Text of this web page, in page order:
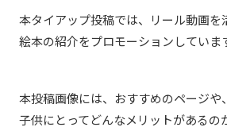
本タイアップ投稿では、リール動画を
絵本の紹介をプロモーションしていま
本投稿画像には、おすすめのページや
子供にとってどんなメリットがあるの